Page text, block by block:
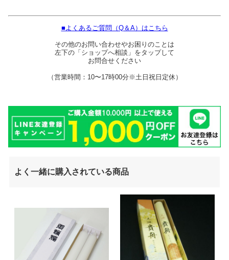
■よくあるご質問（Q＆A）はこちら
その他のお問い合わせやお困りのことは
左下の「ショップへ相談」をタップして
お問合せください
（営業時間：10〜17時00分※土日祝日定休）
よく一緒に購入されている商品